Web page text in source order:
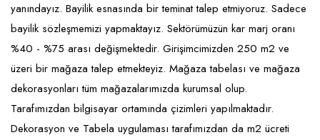
Matbaa - Fotoğraf
Mobilya Dekorasyon
Proje - İnşaat ve Tesisat
Raf ve Depo Sistemleri
Reklam - Tanıtım - PR ve İnternet
yanındayız. Bayilik esnasında bir teminat talep etmiyoruz. Sadece
bayilik sözleşmemizi yapmaktayız. Sektörümüzün kar marj oranı
%40 - %75 arası değişmektedir. Girişimcimizden 250 m2 ve
üzeri bir mağaza talep etmekteyiz. Mağaza tabelası ve mağaza
dekorasyonları tüm mağazalarımızda kurumsal olup.
Tarafımızdan bilgisayar ortamında çizimleri yapılmaktadır.
Dekorasyon ve Tabela uygulaması tarafımızdan da m2 ücreti